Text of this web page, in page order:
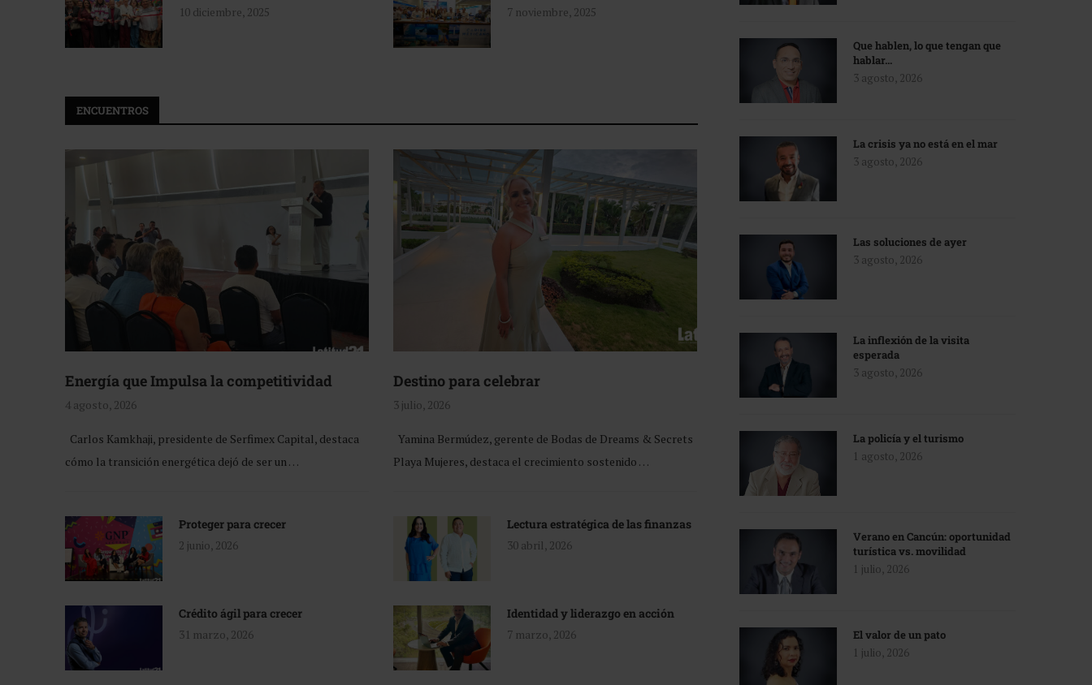
10 diciembre, 2025
7 noviembre, 2025
ENCUENTROS
Energía que Impulsa la competitividad
4 agosto, 2026
Carlos Kamkhaji, presidente de Serfimex Capital, destaca
cómo la transición energética dejó de ser un …
Destino para celebrar
3 julio, 2026
Yamina Bermúdez, gerente de Bodas de Dreams & Secrets
Playa Mujeres, destaca el crecimiento sostenido …
Proteger para crecer
2 junio, 2026
Lectura estratégica de las finanzas
30 abril, 2026
Crédito ágil para crecer
31 marzo, 2026
Identidad y liderazgo en acción
7 marzo, 2026
Que hablen, lo que tengan que
hablar…
3 agosto, 2026
La crisis ya no está en el mar
3 agosto, 2026
Las soluciones de ayer
3 agosto, 2026
La inflexión de la visita
esperada
3 agosto, 2026
La policía y el turismo
1 agosto, 2026
Verano en Cancún: oportunidad
turística vs. movilidad
1 julio, 2026
El valor de un pato
1 julio, 2026